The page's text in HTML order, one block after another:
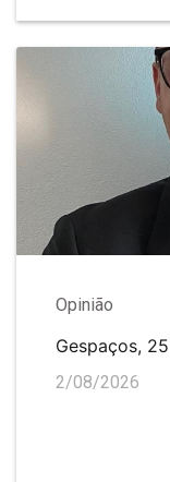
Opinião
Gespaços,
2/08/2026